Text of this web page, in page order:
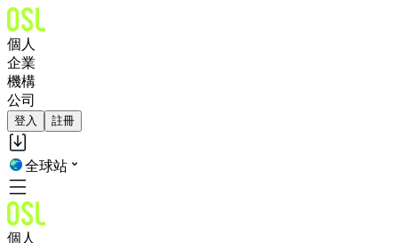
個人
企業
機構
公司
登入 註冊
全球站
個人